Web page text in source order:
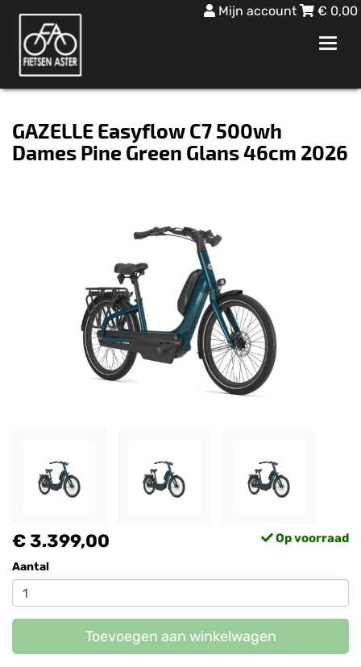
Mijn account € 0,00
GAZELLE Easyflow C7 500wh
Dames Pine Green Glans 46cm 2026
€ 3.399,00 Op voorraad
Aantal
Toevoegen aan winkelwagen